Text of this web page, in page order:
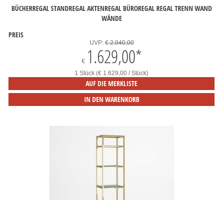
BÜCHERREGAL STANDREGAL AKTENREGAL BÜROREGAL REGAL TRENN WAND
WÄNDE
PREIS
UVP:€ 2.040,00
€ 1.629,00*
1 Stück (€ 1.629,00 / Stück)
AUF DIE MERKLISTE
IN DEN WARENKORB